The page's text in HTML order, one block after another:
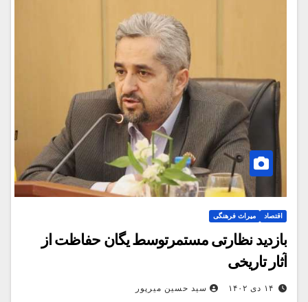
اقتصاد میراث فرهنگی
بازدید نظارتی مستمرتوسط یگان حفاظت از
آثار تاریخی
۱۴ دی ۱۴۰۲ سید حسین میرپور